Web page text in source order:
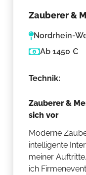
Zauberer &
Nordrhein-
Ab 1450 €
Technik:
Zauberer &
sich vor
Moderne
intelligente
meiner
ich